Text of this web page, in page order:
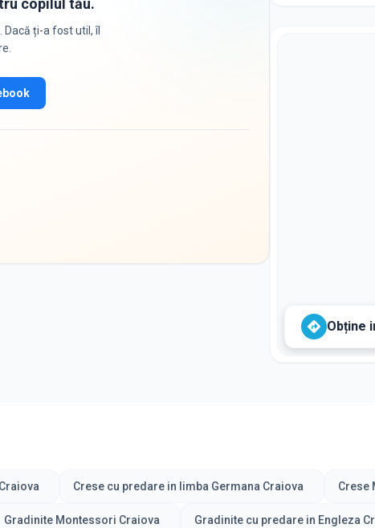
copilul tău.
Dacă ți-a fost util, îl
Obține
Crese cu predare in limba Germana Craiova Crese
Gradinite Montessori Craiova Gradinite cu predare in Engleza